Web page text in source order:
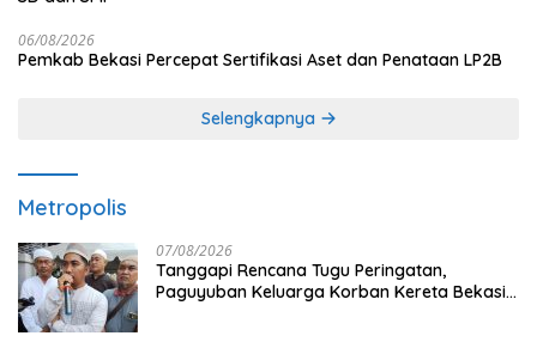
06/08/2026
Pemkab Bekasi Percepat Sertifikasi Aset dan Penataan LP2B
Selengkapnya
Metropolis
07/08/2026
Tanggapi Rencana Tugu Peringatan,
Paguyuban Keluarga Korban Kereta Bekasi